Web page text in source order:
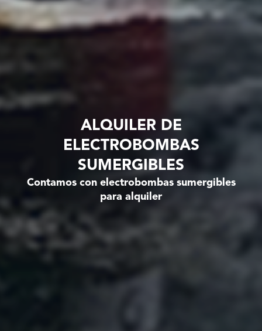
ALQUILER DE
ELECTROBOMBAS
SUMERGIBLES
Contamos con electrobombas sumergibles
para alquiler